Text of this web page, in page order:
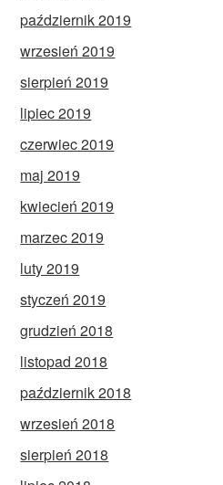
październik 2019
wrzesień 2019
sierpień 2019
lipiec 2019
czerwiec 2019
maj 2019
kwiecień 2019
marzec 2019
luty 2019
styczeń 2019
grudzień 2018
listopad 2018
październik 2018
wrzesień 2018
sierpień 2018